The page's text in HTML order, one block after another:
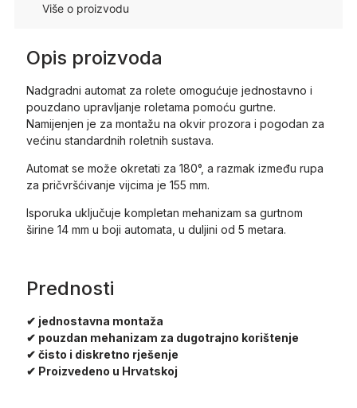
Više o proizvodu
Opis proizvoda
Nadgradni automat za rolete omogućuje jednostavno i
pouzdano upravljanje roletama pomoću gurtne.
Namijenjen je za montažu na okvir prozora i pogodan za
većinu standardnih roletnih sustava.
Automat se može okretati za 180°, a razmak između rupa
za pričvršćivanje vijcima je 155 mm.
Isporuka uključuje kompletan mehanizam sa gurtnom
širine 14 mm u boji automata, u duljini od 5 metara.
Prednosti
✔ jednostavna montaža
✔ pouzdan mehanizam za dugotrajno korištenje
✔ čisto i diskretno rješenje
✔ Proizvedeno u Hrvatskoj